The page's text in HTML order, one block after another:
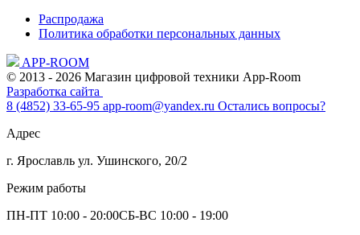
Распродажа
Политика обработки персональных данных
APP-ROOM
© 2013 - 2026 Магазин цифровой техники App-Room
Разработка сайта
8 (4852) 33-65-95 app-room@yandex.ru Остались вопросы?
Адрес
г. Ярославль ул. Ушинского, 20/2
Режим работы
ПН-ПТ 10:00 - 20:00СБ-ВС 10:00 - 19:00